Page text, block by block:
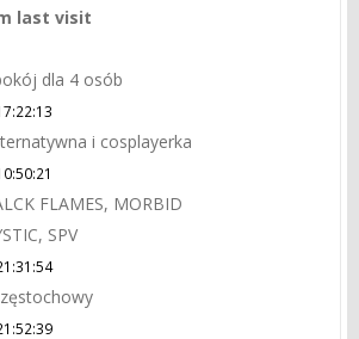
last visit
dla 4 osób
i cosplayerka
FLAMES, MORBID
SPV